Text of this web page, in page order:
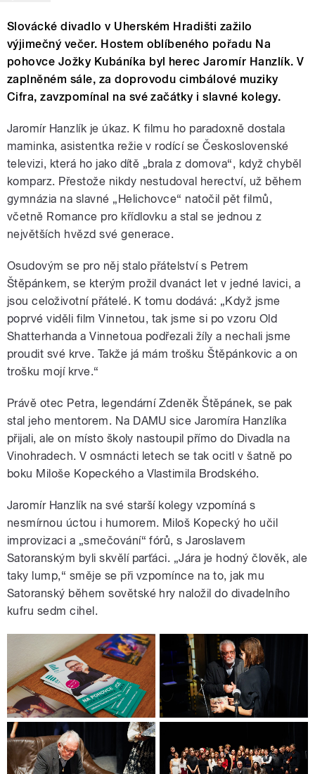
Slovácké divadlo v Uherském Hradišti zažilo
výjimečný večer. Hostem oblíbeného pořadu Na
pohovce Jožky Kubáníka byl herec Jaromír Hanzlík. V
zaplněném sále, za doprovodu cimbálové muziky
Cifra, zavzpomínal na své začátky i slavné kolegy.
Jaromír Hanzlík je úkaz. K filmu ho paradoxně dostala
maminka, asistentka režie v rodící se Československé
televizi, která ho jako dítě „brala z domova“, když chyběl
komparz. Přestože nikdy nestudoval herectví, už během
gymnázia na slavné „Helichovce“ natočil pět filmů,
včetně Romance pro křídlovku a stal se jednou z
největších hvězd své generace.
Osudovým se pro něj stalo přátelství s Petrem
Štěpánkem, se kterým prožil dvanáct let v jedné lavici, a
jsou celoživotní přátelé. K tomu dodává: „Když jsme
poprvé viděli film Vinnetou, tak jsme si po vzoru Old
Shatterhanda a Vinnetoua podřezali žíly a nechali jsme
proudit své krve. Takže já mám trošku Štěpánkovic a on
trošku mojí krve.“
Právě otec Petra, legendární Zdeněk Štěpánek, se pak
stal jeho mentorem. Na DAMU sice Jaromíra Hanzlíka
přijali, ale on místo školy nastoupil přímo do Divadla na
Vinohradech. V osmnácti letech se tak ocitl v šatně po
boku Miloše Kopeckého a Vlastimila Brodského.
Jaromír Hanzlík na své starší kolegy vzpomíná s
nesmírnou úctou i humorem. Miloš Kopecký ho učil
improvizaci a „smečování“ fórů, s Jaroslavem
Satoranským byli skvělí parťáci. „Jára je hodný člověk, ale
taky lump,“ směje se při vzpomínce na to, jak mu
Satoranský během sovětské hry naložil do divadelního
kufru sedm cihel.